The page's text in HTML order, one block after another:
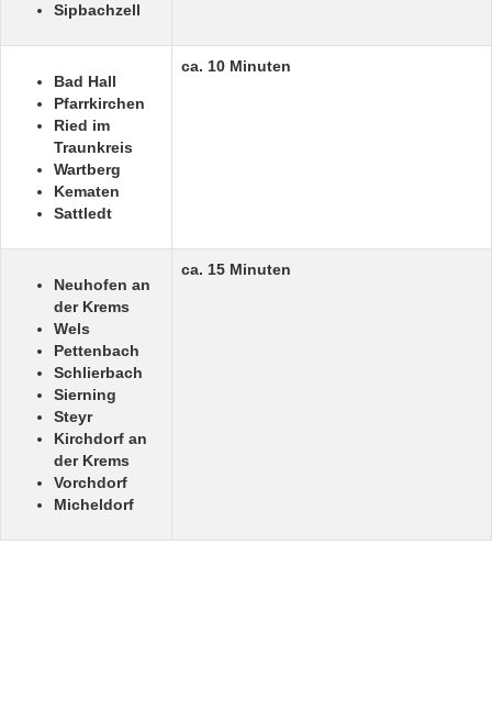
Sipbachzell
Bad Hall
Pfarrkirchen
Ried im
Traunkreis
Wartberg
Kematen
Sattledt
ca. 10 Minuten
Neuhofen an
der Krems
Wels
Pettenbach
Schlierbach
Sierning
Steyr
Kirchdorf an
der Krems
Vorchdorf
Micheldorf
ca. 15 Minuten